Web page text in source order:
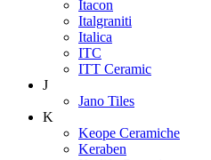
Itacon
Italgraniti
Italica
ITC
ITT Ceramic
J
Jano Tiles
K
Keope Ceramiche
Keraben